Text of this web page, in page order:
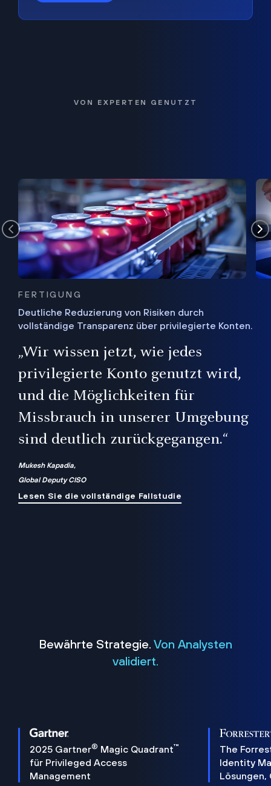
VON EXPERTEN GENUTZT
FERTIGUNG
Deutliche Reduzierung von Risiken durch
vollständige Transparenz über privilegierte Konten.
„Wir wissen jetzt, wie jedes
privilegierte Konto genutzt wird,
und die Möglichkeiten für
Missbrauch in unserer Umgebung
sind deutlich zurückgegangen.“
Mukesh Kapadia,
Global Deputy CISO
Lesen Sie die vollständige Fallstudie
Bewährte Strategie. Von Analysten
validiert.
2025 Gartner® Magic Quadrant™
für Privileged Access
Management
The
Identity
Lösungen,